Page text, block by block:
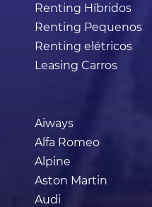
Renting Híbridos
Renting Pequenos
Renting elétricos
Leasing Carros
Aiways
Alfa Romeo
Alpine
Aston Martin
Audi